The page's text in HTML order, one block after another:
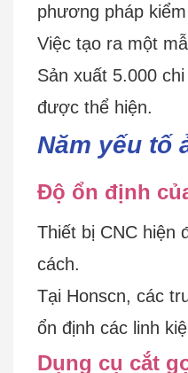
phương pháp
Việc tạo ra một
Sản xuất 5.000
được thể hiện.
Năm yếu tố
Độ ổn định
Thiết bị CNC hiện
cách.
Tại Honscn, các
ổn định các linh
Dụng cụ cắt